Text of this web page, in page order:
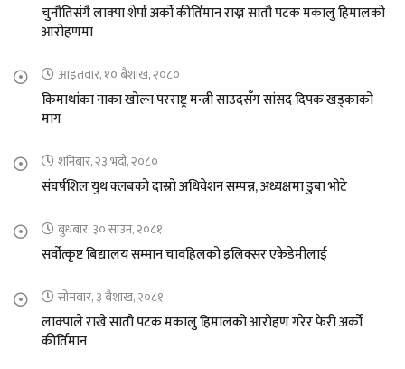
चुनौतिसंगै लाक्पा शेर्पा अर्को कीर्तिमान राख्न सातौ पटक मकालु हिमालको
आरोहणमा
आइतवार, १० बैशाख, २०८०
किमाथांका नाका खोल्न परराष्ट्र मन्त्री साउदसँग सांसद दिपक खड्काको
माग
शनिबार, २३ भदौ, २०८०
संघर्षशिल युथ क्लबको दास्रो अधिवेशन सम्पन्न, अध्यक्षमा डुबा भोटे
बुधबार, ३० साउन, २०८१
सर्वोत्कृष्ट बिद्यालय सम्मान चावहिलको इलिक्सर एकेडेमीलाई
सोमवार, ३ बैशाख, २०८१
लाक्पाले राखे सातौ पटक मकालु हिमालको आरोहण गरेर फेरी अर्को
कीर्तिमान